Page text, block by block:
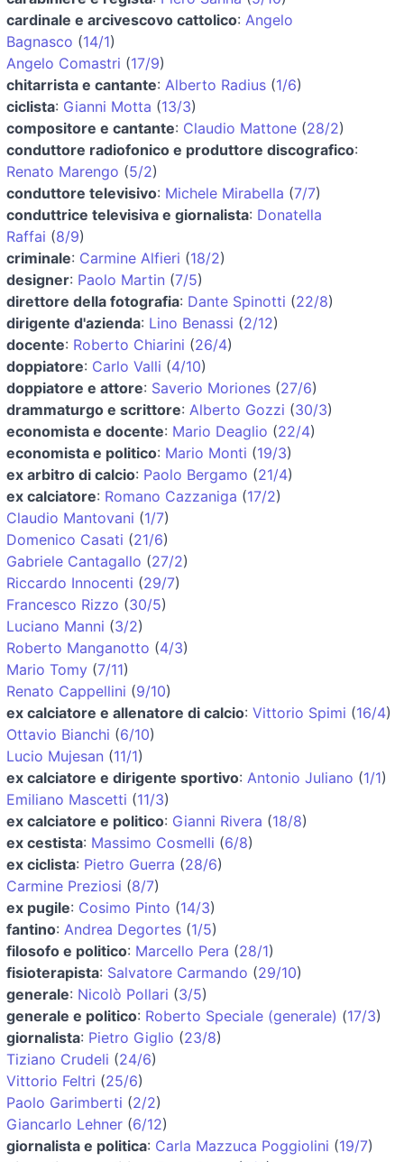
cardinale e arcivescovo cattolico: Angelo
Bagnasco (14/1)
Angelo Comastri (17/9)
chitarrista e cantante: Alberto Radius (1/6)
ciclista: Gianni Motta (13/3)
compositore e cantante: Claudio Mattone (28/2)
conduttore radiofonico e produttore discografico:
Renato Marengo (5/2)
conduttore televisivo: Michele Mirabella (7/7)
conduttrice televisiva e giornalista: Donatella
Raffai (8/9)
criminale: Carmine Alfieri (18/2)
designer: Paolo Martin (7/5)
direttore della fotografia: Dante Spinotti (22/8)
dirigente d'azienda: Lino Benassi (2/12)
docente: Roberto Chiarini (26/4)
doppiatore: Carlo Valli (4/10)
doppiatore e attore: Saverio Moriones (27/6)
drammaturgo e scrittore: Alberto Gozzi (30/3)
economista e docente: Mario Deaglio (22/4)
economista e politico: Mario Monti (19/3)
ex arbitro di calcio: Paolo Bergamo (21/4)
ex calciatore: Romano Cazzaniga (17/2)
Claudio Mantovani (1/7)
Domenico Casati (21/6)
Gabriele Cantagallo (27/2)
Riccardo Innocenti (29/7)
Francesco Rizzo (30/5)
Luciano Manni (3/2)
Roberto Manganotto (4/3)
Mario Tomy (7/11)
Renato Cappellini (9/10)
ex calciatore e allenatore di calcio: Vittorio Spimi (16/4)
Ottavio Bianchi (6/10)
Lucio Mujesan (11/1)
ex calciatore e dirigente sportivo: Antonio Juliano (1/1)
Emiliano Mascetti (11/3)
ex calciatore e politico: Gianni Rivera (18/8)
ex cestista: Massimo Cosmelli (6/8)
ex ciclista: Pietro Guerra (28/6)
Carmine Preziosi (8/7)
ex pugile: Cosimo Pinto (14/3)
fantino: Andrea Degortes (1/5)
filosofo e politico: Marcello Pera (28/1)
fisioterapista: Salvatore Carmando (29/10)
generale: Nicolò Pollari (3/5)
generale e politico: Roberto Speciale (generale) (17/3)
giornalista: Pietro Giglio (23/8)
Tiziano Crudeli (24/6)
Vittorio Feltri (25/6)
Paolo Garimberti (2/2)
Giancarlo Lehner (6/12)
giornalista e politica: Carla Mazzuca Poggiolini (19/7)